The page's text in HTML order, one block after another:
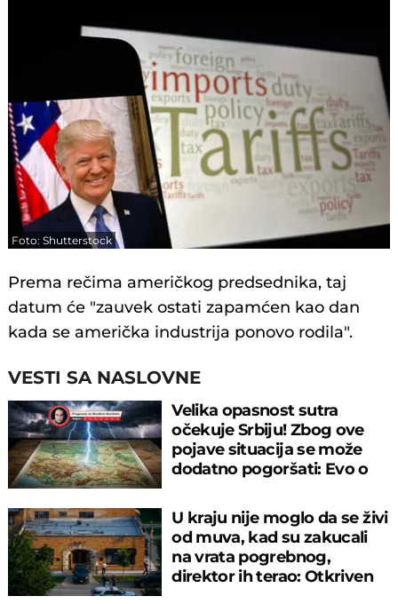
Foto: Shutterstock
Prema rečima američkog predsednika, taj
datum će "zauvek ostati zapamćen kao dan
kada se američka industrija ponovo rodila".
VESTI SA NASLOVNE
Velika opasnost sutra
očekuje Srbiju! Zbog ove
pojave situacija se može
dodatno pogoršati: Evo o
U kraju nije moglo da se živi
od muva, kad su zakucali
na vrata pogrebnog,
direktor ih terao: Otkriven